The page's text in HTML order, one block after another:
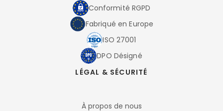
Conformité RGPD
Fabriqué en Europe
ISO 27001
DPO Désigné
LÉGAL & SÉCURITÉ
À propos de nous